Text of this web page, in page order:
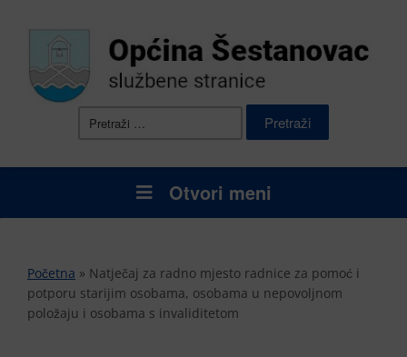
Otvori meni
Početna » Natječaj za radno mjesto radnice za pomoć i
potporu starijim osobama, osobama u nepovoljnom
položaju i osobama s invaliditetom